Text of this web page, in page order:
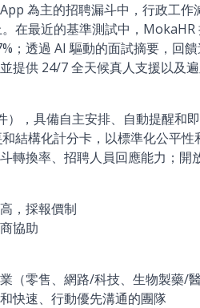
為主的招聘漏斗中，行政工作
在最近的基準測試中，
；透過 AI 驅動的面試摘要，回
提供 24/7 全天候真人支援以及
，具備自主安排、自動提醒和
和結構化計分卡，以標準化公平性
轉換率、招聘人員回應能力；開
，採報價制
協助
（零售、網路/科技、生物製藥/
快速、行動優先溝通的團隊